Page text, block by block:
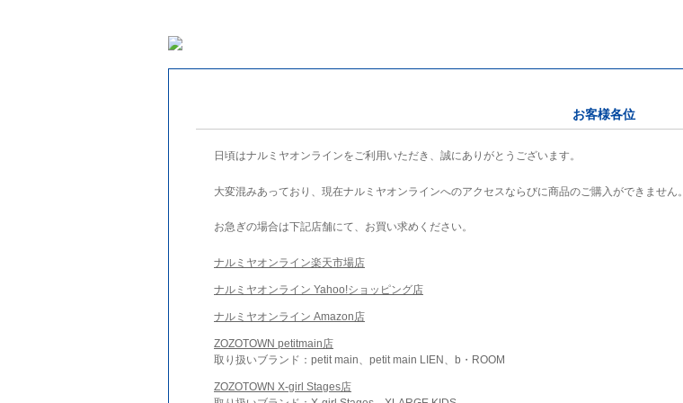
お客様各位
日頃はナルミヤオンラインをご利用いただき、誠にありがとうございます。
大変混みあっており、現在ナルミヤオンラインへのアクセスならびに商品のご購入ができません。
お急ぎの場合は下記店舗にて、お買い求めください。
ナルミヤオンライン楽天市場店
ナルミヤオンライン Yahoo!ショッピング店
ナルミヤオンライン Amazon店
ZOZOTOWN petitmain店
取り扱いブランド：petit main、petit main LIEN、b・ROOM
ZOZOTOWN X-girl Stages店